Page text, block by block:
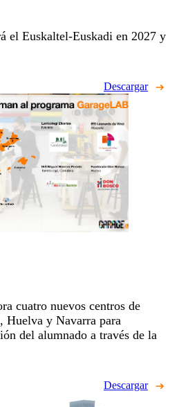
el Euskaltel-Euskadi en 2027 y
Descargar
cuatro nuevos centros de
Huelva y Navarra para
del alumnado a través de la
Descargar